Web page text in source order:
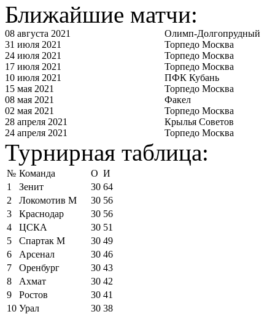
Ближайшие матчи:
08 августа 2021
Олимп-Долгопрудный
31 июля 2021
Торпедо Москва
24 июля 2021
Торпедо Москва
17 июля 2021
Торпедо Москва
10 июля 2021
ПФК Кубань
15 мая 2021
Торпедо Москва
08 мая 2021
Факел
02 мая 2021
Торпедо Москва
28 апреля 2021
Крылья Советов
24 апреля 2021
Торпедо Москва
Турнирная таблица:
№ Команда О И
1
Зенит 30 64
2
Локомотив М 30 56
3
Краснодар 30 56
4
ЦСКА 30 51
5
Спартак М 30 49
6
Арсенал 30 46
7
Оренбург 30 43
8
Ахмат 30 42
9
Ростов 30 41
10 Урал 30 38